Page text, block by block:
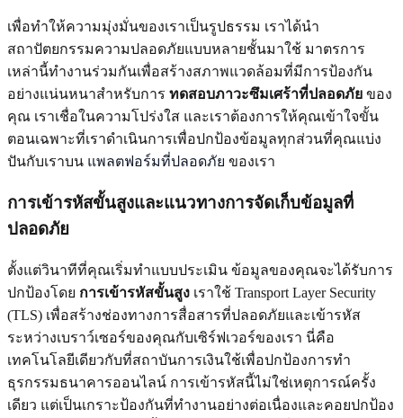
เพื่อทำให้ความมุ่งมั่นของเราเป็นรูปธรรม เราได้นำ
สถาปัตยกรรมความปลอดภัยแบบหลายชั้นมาใช้ มาตรการ
เหล่านี้ทำงานร่วมกันเพื่อสร้างสภาพแวดล้อมที่มีการป้องกัน
อย่างแน่นหนาสำหรับการ ทดสอบภาวะซึมเศร้าที่ปลอดภัย ของ
คุณ เราเชื่อในความโปร่งใส และเราต้องการให้คุณเข้าใจขั้น
ตอนเฉพาะที่เราดำเนินการเพื่อปกป้องข้อมูลทุกส่วนที่คุณแบ่ง
ปันกับเราบน แพลตฟอร์มที่ปลอดภัย ของเรา
การเข้ารหัสขั้นสูงและแนวทางการจัดเก็บข้อมูลที่
ปลอดภัย
ตั้งแต่วินาทีที่คุณเริ่มทำแบบประเมิน ข้อมูลของคุณจะได้รับการ
ปกป้องโดย การเข้ารหัสขั้นสูง เราใช้ Transport Layer Security
(TLS) เพื่อสร้างช่องทางการสื่อสารที่ปลอดภัยและเข้ารหัส
ระหว่างเบราว์เซอร์ของคุณกับเซิร์ฟเวอร์ของเรา นี่คือ
เทคโนโลยีเดียวกับที่สถาบันการเงินใช้เพื่อปกป้องการทำ
ธุรกรรมธนาคารออนไลน์ การเข้ารหัสนี้ไม่ใช่เหตุการณ์ครั้ง
เดียว แต่เป็นเกราะป้องกันที่ทำงานอย่างต่อเนื่องและคอยปกป้อง